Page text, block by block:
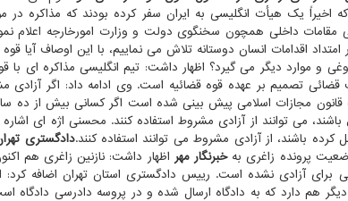
یک هیأت انگلیسی به ایران سفر کرده بودند که مذاکره در
مقامات داخلی همچون سخنگوی دولت و وزارت امورخارجه اعلام
اقدامات انسان دوستانه تلاش می نماییم، با این اوصاف آیا
و موارد دیگر می گیرد؟ اظهار داشت: تیم انگلیسی مذاکره ای
تصمیم بر عهده قوه قضائیه است. وی ادامه داد: اگر آزادی
شود، انجام می شود. طبق ماده ۵۸ قانون مجازات اسلامی پیش بینی شده است اگر
می توانند از آزادی مشروط استفاده کنند. محسنی اژه ای
باشند، از آزادی مشروط می توانند استفاده کنند.دادگستری
پرونده زاغری به خبرنگار مهر اظهار داشت: نازنین زاغری هم
برای آزادی نشده است. رییس دادگستری استان تهران اضافه کرد: